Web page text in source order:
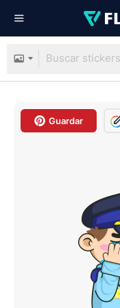
Guardar